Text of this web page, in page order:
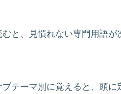
と、見慣れない専門用語が
テーマ別に覚えると、頭に